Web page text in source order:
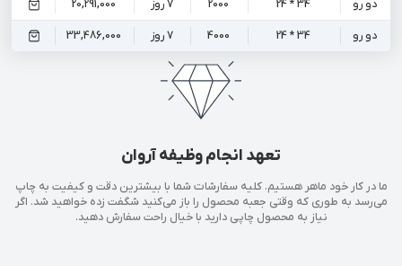
دو رو 34 * 24
2000 7 روز 20,291,000
دو رو 34 * 24
4000 7 روز 33,486,000
تعهد انجام وظیفه آروان
ما در کار خود ماهر هستیم. کلیه سفارشات شما با بیشترین دقت و کیفیت به چاپ
می‌رسد به طوری که وقتی جعبه محصول را باز می‌کنید شگفت زده خواهید شد. اگر
نیاز به محصول چاپی دارید با خیال راحت سفارش دهید.